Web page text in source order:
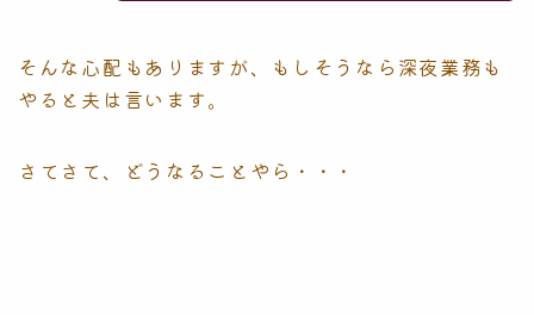
そんな心配もありますが、もしそうなら深夜業務も
やると夫は言います。
さてさて、どうなることやら・・・